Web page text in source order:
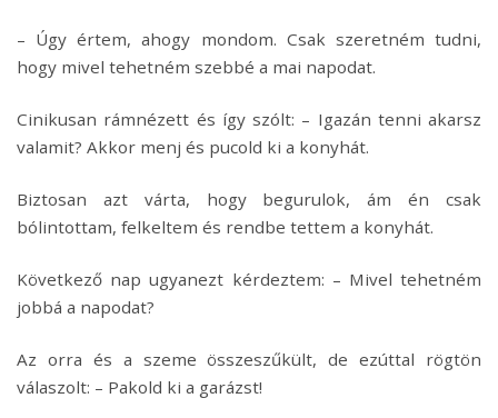
– Úgy értem, ahogy mondom. Csak szeretném tudni,
hogy mivel tehetném szebbé a mai napodat.
Cinikusan rámnézett és így szólt: – Igazán tenni akarsz
valamit? Akkor menj és pucold ki a konyhát.
Biztosan azt várta, hogy begurulok, ám én csak
bólintottam, felkeltem és rendbe tettem a konyhát.
Következő nap ugyanezt kérdeztem: – Mivel tehetném
jobbá a napodat?
Az orra és a szeme összeszűkült, de ezúttal rögtön
válaszolt: – Pakold ki a garázst!